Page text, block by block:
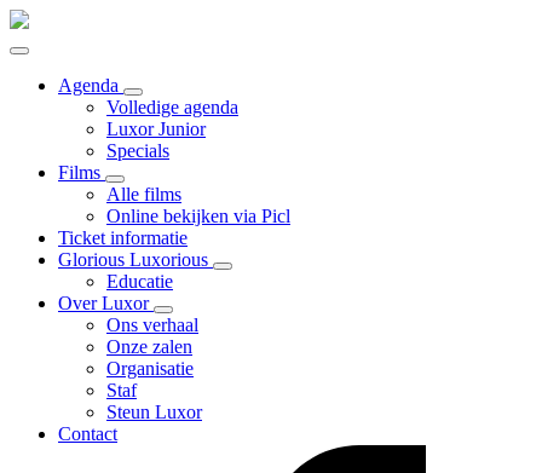
Agenda
Volledige agenda
Luxor Junior
Specials
Films
Alle films
Online bekijken via Picl
Ticket informatie
Glorious Luxorious
Educatie
Over Luxor
Ons verhaal
Onze zalen
Organisatie
Staf
Steun Luxor
Contact